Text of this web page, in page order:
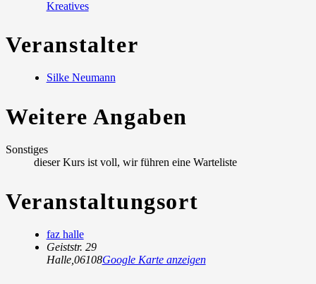
Kreatives
Veranstalter
Silke Neumann
Weitere Angaben
Sonstiges
dieser Kurs ist voll, wir führen eine Warteliste
Veranstaltungsort
faz halle
Geiststr. 29
Halle, 06108Google Karte anzeigen